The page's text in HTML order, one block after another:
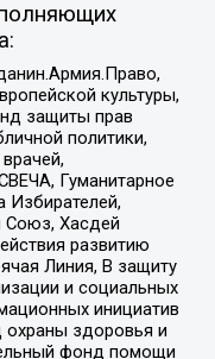
культуры,
защиты прав
политики,
Гуманитарное
Избирателей,
Союз, Хасдей
развитию
Линия, В защиту
и социальных
инициатив
охраны здоровья и
фонд помощи